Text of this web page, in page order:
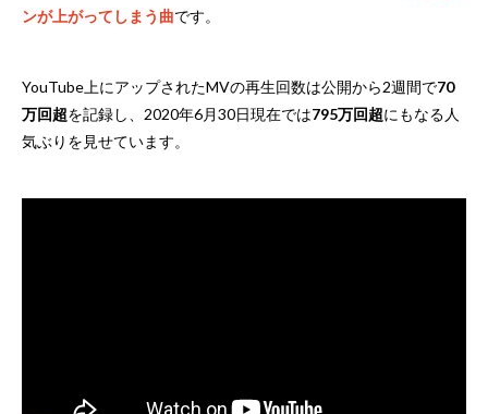
ンが上がってしまう曲です。
YouTube上にアップされたMVの再生回数は公開から2週間で70
万回超を記録し、2020年6月30日現在では795万回超にもなる人
気ぶりを見せています。